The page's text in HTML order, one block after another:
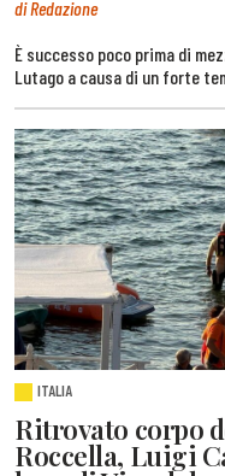
di Redazione
È successo poco prima di
Lutago a causa di un forte
ITALIA
Ritrovato corpo
Roccella, Luigi